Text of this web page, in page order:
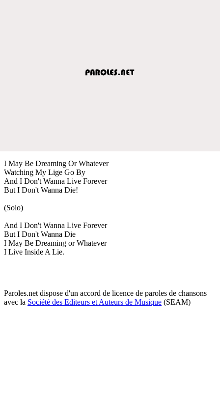
I May Be Dreaming Or Whatever
Watching My Lige Go By
And I Don't Wanna Live Forever
But I Don't Wanna Die!
(Solo)
And I Don't Wanna Live Forever
But I Don't Wanna Die
I May Be Dreaming or Whatever
I Live Inside A Lie.
Paroles.net dispose d'un accord de licence de paroles de chansons
avec la Société des Editeurs et Auteurs de Musique (SEAM)